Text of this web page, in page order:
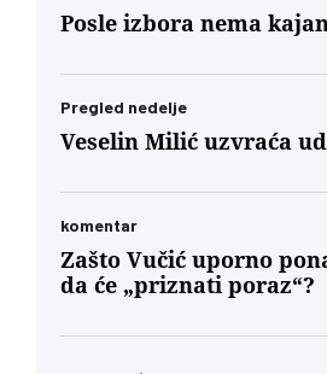
Posle izbora nema
Pregled nedelje
Veselin Milić uzvraća
komentar
Zašto Vučić uporno
da će „priznati poraz“?